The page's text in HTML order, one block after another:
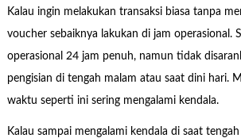
Kalau ingin melakukan transaksi biasa tanpa
voucher sebaiknya lakukan di jam operasional.
operasional 24 jam penuh, namun tidak
pengisian di tengah malam atau saat dini hari.
waktu seperti ini sering mengalami kendala.
Kalau sampai mengalami kendala di saat